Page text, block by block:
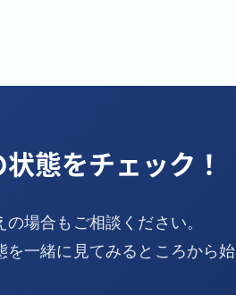
態をチェック！
場合もご相談ください。
一緒に見てみるところから始